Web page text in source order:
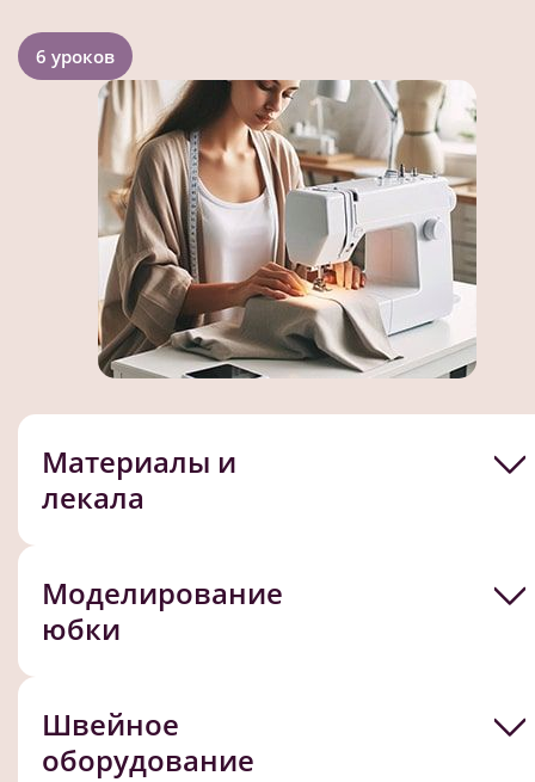
6 уроков
Материалы и
лекала
Моделирование
юбки
Швейное
оборудование